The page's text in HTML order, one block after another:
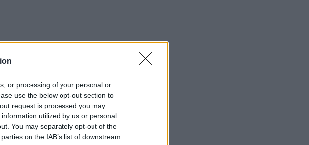
or processing of your personal or
use the below opt-out section to
request is processed you may
utilized by us or personal
You may separately opt-out of the
on the IAB’s list of downstream